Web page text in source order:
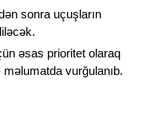
sonra uçuşların
əsas prioritet olaraq
vurğulanıb.